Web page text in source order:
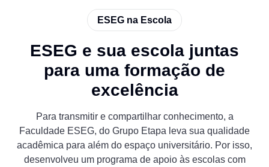
ESEG na Escola
ESEG e sua escola juntas
para uma formação de
excelência
Para transmitir e compartilhar conhecimento, a
Faculdade ESEG, do Grupo Etapa leva sua qualidade
acadêmica para além do espaço universitário. Por isso,
desenvolveu um programa de apoio às escolas com